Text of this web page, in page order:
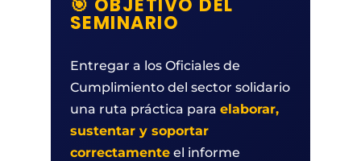
🎯 OBJETIVO DEL
SEMINARIO
Entregar a los Oficiales de
Cumplimiento del sector solidario
una ruta práctica para elaborar,
sustentar y soportar
correctamenteel informe